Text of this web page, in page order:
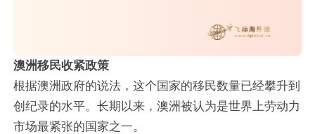
澳洲移民收紧政策
根据澳洲政府的说法，这个国家的移民数量已经攀升到
创纪录的水平。长期以来，澳洲被认为是世界上劳动力
市场最紧张的国家之一。